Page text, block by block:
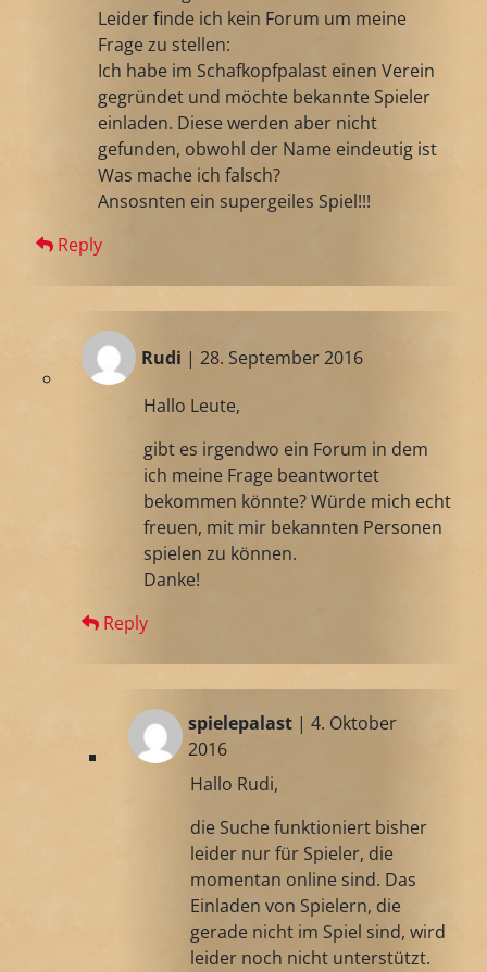
Leider finde ich kein Forum um meine
Frage zu stellen:
Ich habe im Schafkopfpalast einen Verein
gegründet und möchte bekannte Spieler
einladen. Diese werden aber nicht
gefunden, obwohl der Name eindeutig ist
Was mache ich falsch?
Ansosnten ein supergeiles Spiel!!!
Reply
Rudi | 28. September 2016
Hallo Leute,
gibt es irgendwo ein Forum in dem
ich meine Frage beantwortet
bekommen könnte? Würde mich echt
freuen, mit mir bekannten Personen
spielen zu können.
Danke!
Reply
spielepalast| 4. Oktober
2016
Hallo Rudi,
die Suche funktioniert bisher
leider nur für Spieler, die
momentan online sind. Das
Einladen von Spielern, die
gerade nicht im Spiel sind, wird
leider noch nicht unterstützt.